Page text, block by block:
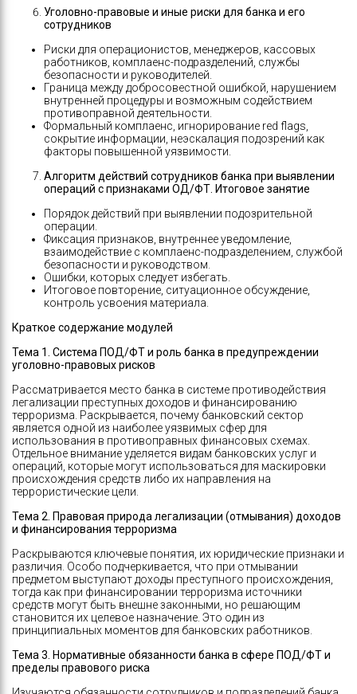
Уголовно-правовые и иные риски для банка и его
сотрудников
Риски для операционистов, менеджеров, кассовых
работников, комплаенс-подразделений, службы
безопасности и руководителей.
Граница между добросовестной ошибкой, нарушением
внутренней процедуры и возможным содействием
противоправной деятельности.
Формальный комплаенс, игнорирование red flags,
сокрытие информации, неэскалация подозрений как
факторы повышенной уязвимости.
Алгоритм действий сотрудников банка при выявлении
операций с признаками ОД/ФТ. Итоговое занятие
Порядок действий при выявлении подозрительной
операции.
Фиксация признаков, внутреннее уведомление,
взаимодействие с комплаенс-подразделением, службой
безопасности и руководством.
Ошибки, которых следует избегать.
Итоговое повторение, ситуационное обсуждение,
контроль усвоения материала.
Краткое содержание модулей
Тема 1. Система ПОД/ФТ и роль банка в предупреждении
уголовно-правовых рисков
Рассматривается место банка в системе противодействия
легализации преступных доходов и финансированию
терроризма. Раскрывается, почему банковский сектор
является одной из наиболее уязвимых сфер для
использования в противоправных финансовых схемах.
Отдельное внимание уделяется видам банковских услуг и
операций, которые могут использоваться для маскировки
происхождения средств либо их направления на
террористические цели.
Тема 2. Правовая природа легализации (отмывания) доходов
и финансирования терроризма
Раскрываются ключевые понятия, их юридические признаки и
различия. Особо подчеркивается, что при отмывании
предметом выступают доходы преступного происхождения,
тогда как при финансировании терроризма источники
средств могут быть внешне законными, но решающим
становится их целевое назначение. Это один из
принципиальных моментов для банковских работников.
Тема 3. Нормативные обязанности банка в сфере ПОД/ФТ и
пределы правового риска